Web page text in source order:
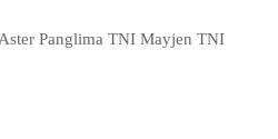
Panglima TNI Mayjen TNI